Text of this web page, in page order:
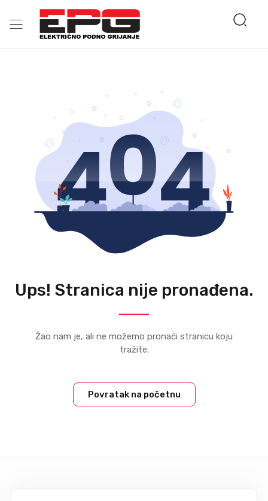
Ups! Stranica nije pronađena.
Žao nam je, ali ne možemo pronaći stranicu koju
tražite.
Povratak na početnu